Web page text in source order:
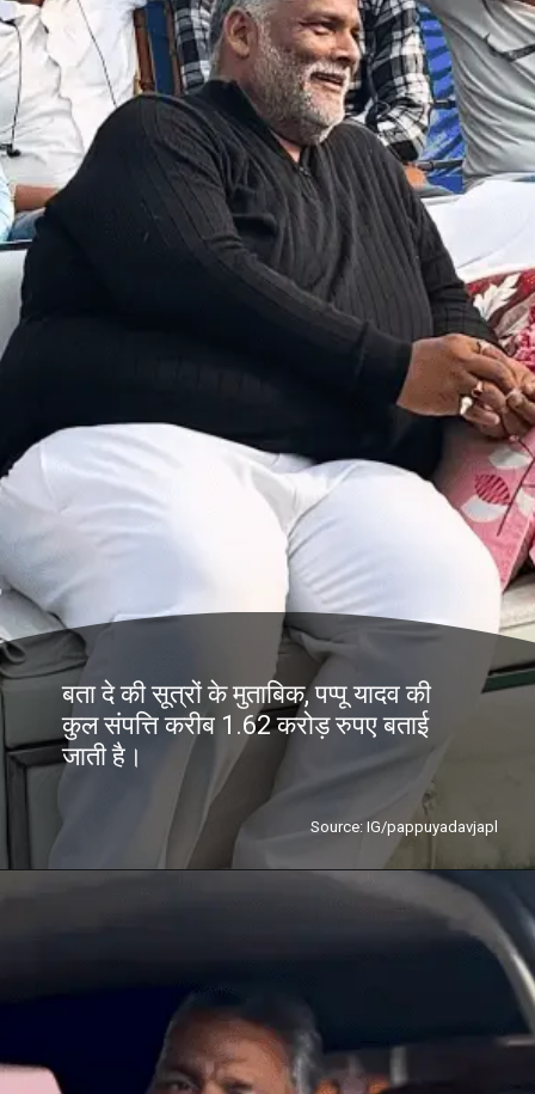
बता दे की सूत्रों के मुताबिक, पप्पू यादव की
कुल संपत्ति करीब 1.62 करोड़ रुपए बताई
जाती है।
Source: IG/pappuyadavjapl